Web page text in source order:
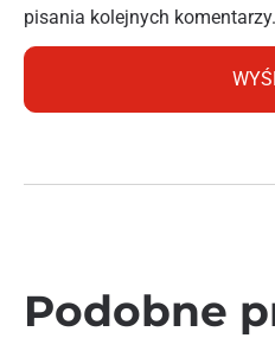
pisania kolejnych komentarzy.
Podobne